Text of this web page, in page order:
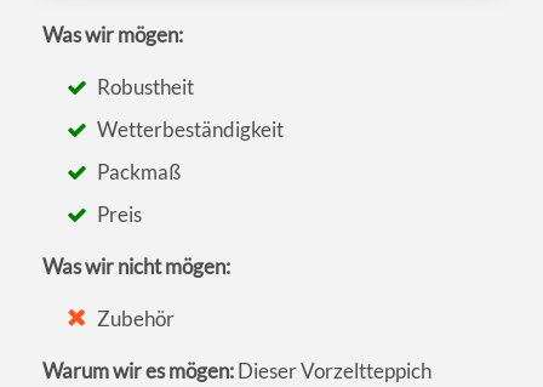
Was wir mögen:
Robustheit
Wetterbeständigkeit
Packmaß
Preis
Was wir nicht mögen:
Zubehör
Warum wir es mögen:Dieser Vorzeltteppich